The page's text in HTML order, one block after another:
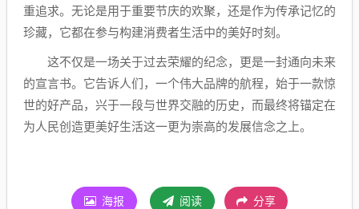
重追求。无论是用于重要节庆的欢聚，还是作为传承记忆的
珍藏，它都在参与构建消费者生活中的美好时刻。
这不仅是一场关于过去荣耀的纪念，更是一封通向未来
的宣言书。它告诉人们，一个伟大品牌的航程，始于一款惊
世的好产品，兴于一段与世界交融的历史，而最终将锚定在
为人民创造更美好生活这一更为崇高的发展信念之上。
海报 阅读 分享